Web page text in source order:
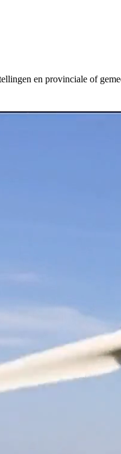
en provinciale of